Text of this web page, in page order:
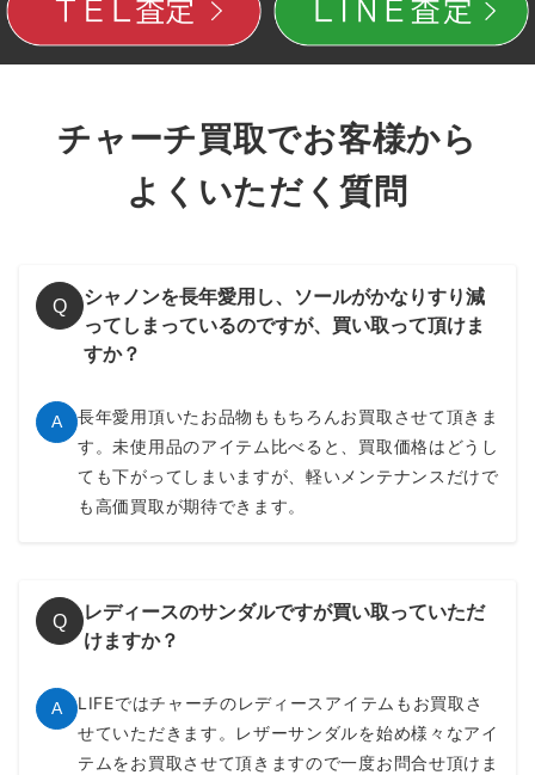
チャーチ買取でお客様から
よくいただく質問
Q
シャノンを長年愛用し、ソールがかなりすり減
ってしまっているのですが、買い取って頂けま
すか？
A
長年愛用頂いたお品物ももちろんお買取させて頂きま
す。未使用品のアイテム比べると、買取価格はどうし
ても下がってしまいますが、軽いメンテナンスだけで
も高価買取が期待できます。
Q
レディースのサンダルですが買い取っていただ
けますか？
A
LIFEではチャーチのレディースアイテムもお買取さ
せていただきます。レザーサンダルを始め様々なアイ
テムをお買取させて頂きますので一度お問合せ頂けま